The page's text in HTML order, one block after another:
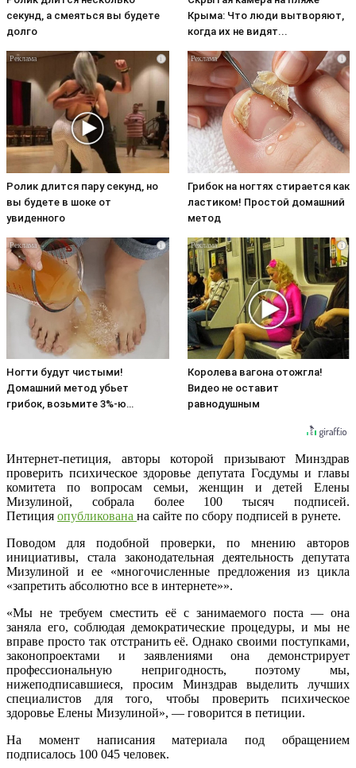
секунд, а смеяться вы будете
долго
Крыма: Что люди вытворяют,
когда их не видят...
i
Ролик длится пару секунд, но
вы будете в шоке от
увиденного
i
Грибок на ногтях стирается как
ластиком! Простой домашний
метод
i
Ногти будут чистыми!
Домашний метод убьет
грибок, возьмите 3%-ю…
i
Королева вагона отожгла!
Видео не оставит
равнодушным
Интернет-петиция, авторы которой призывают Минздрав
проверить психическое здоровье депутата Госдумы и главы
комитета по вопросам семьи, женщин и детей Елены
Мизулиной, собрала более 100 тысяч подписей.
Петиция опубликована на сайте по сбору подписей в рунете.
Поводом для подобной проверки, по мнению авторов
инициативы, стала законодательная деятельность депутата
Мизулиной и ее «многочисленные предложения из цикла
«запретить абсолютно все в интернете»».
«Мы не требуем сместить её с занимаемого поста — она
заняла его, соблюдая демократические процедуры, и мы не
вправе просто так отстранить её. Однако своими поступками,
законопроектами и заявлениями она демонстрирует
профессиональную непригодность, поэтому мы,
нижеподписавшиеся, просим Минздрав выделить лучших
специалистов для того, чтобы проверить психическое
здоровье Елены Мизулиной», — говорится в петиции.
На момент написания материала под обращением
подписалось 100 045 человек.